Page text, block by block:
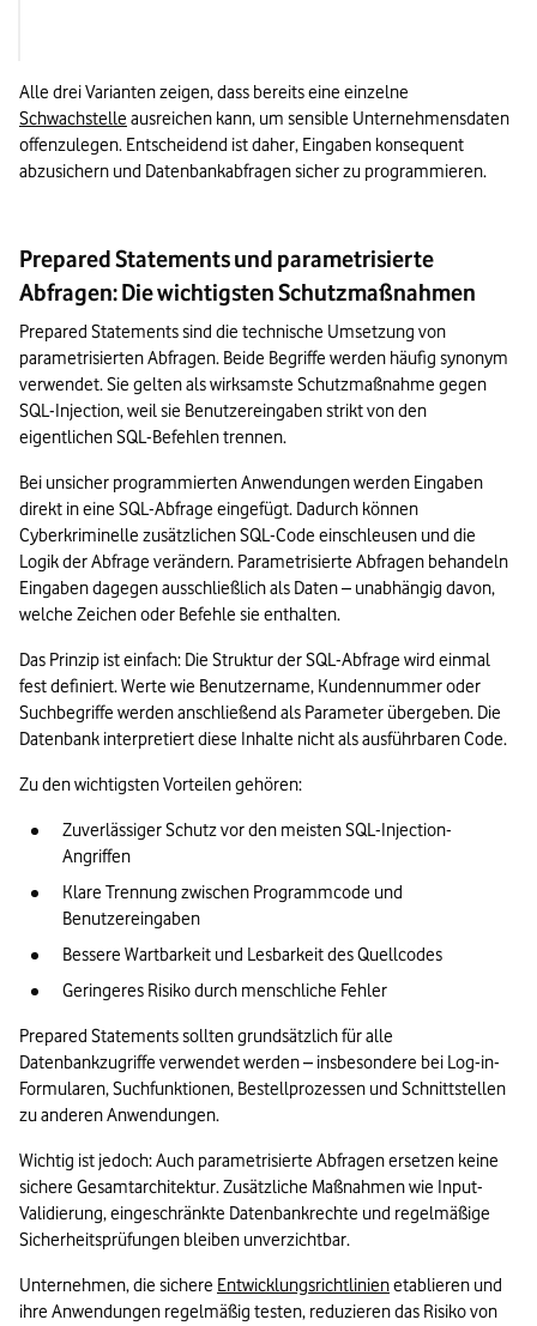
Schwachstelle ausreichen kann, um sensible Unternehmensdaten
offenzulegen. Entscheidend ist daher, Eingaben konsequent
abzusichern und Datenbankabfragen sicher zu programmieren.
Prepared Statements und parametrisierte
Abfragen: Die wichtigsten Schutzmaßnahmen
Prepared Statements sind die technische Umsetzung von
parametrisierten Abfragen. Beide Begriffe werden häufig synonym
verwendet. Sie gelten als wirksamste Schutzmaßnahme gegen
SQL-Injection, weil sie Benutzereingaben strikt von den
eigentlichen SQL-Befehlen trennen.
Bei unsicher programmierten Anwendungen werden Eingaben
direkt in eine SQL-Abfrage eingefügt. Dadurch können
Cyberkriminelle zusätzlichen SQL-Code einschleusen und die
Logik der Abfrage verändern. Parametrisierte Abfragen behandeln
Eingaben dagegen ausschließlich als Daten – unabhängig davon,
welche Zeichen oder Befehle sie enthalten.
Das Prinzip ist einfach: Die Struktur der SQL-Abfrage wird einmal
fest definiert. Werte wie Benutzername, Kundennummer oder
Suchbegriffe werden anschließend als Parameter übergeben. Die
Datenbank interpretiert diese Inhalte nicht als ausführbaren Code.
Zu den wichtigsten Vorteilen gehören:
Zuverlässiger Schutz vor den meisten SQL-Injection-
Angriffen
Klare Trennung zwischen Programmcode und
Benutzereingaben
Bessere Wartbarkeit und Lesbarkeit des Quellcodes
Geringeres Risiko durch menschliche Fehler
Prepared Statements sollten grundsätzlich für alle
Datenbankzugriffe verwendet werden – insbesondere bei Log-in-
Formularen, Suchfunktionen, Bestellprozessen und Schnittstellen
zu anderen Anwendungen.
Wichtig ist jedoch: Auch parametrisierte Abfragen ersetzen keine
sichere Gesamtarchitektur. Zusätzliche Maßnahmen wie Input-
Validierung, eingeschränkte Datenbankrechte und regelmäßige
Sicherheitsprüfungen bleiben unverzichtbar.
Unternehmen, die sichere Entwicklungsrichtlinien etablieren und
ihre Anwendungen regelmäßig testen, reduzieren das Risiko von